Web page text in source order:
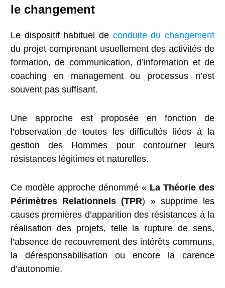
le changement
Le dispositif habituel de conduite du changement
du projet comprenant usuellement des activités de
formation, de communication, d’information et de
coaching en management ou processus n’est
souvent pas suffisant.
Une approche est proposée en fonction de
l’observation de toutes les difficultés liées à la
gestion des Hommes pour contourner leurs
résistances légitimes et naturelles.
Ce modèle approche dénommé « La Théorie des
Périmètres Relationnels (TPR) » supprime les
causes premières d’apparition des résistances à la
réalisation des projets, telle la rupture de sens,
l’absence de recouvrement des intérêts communs,
la déresponsabilisation ou encore la carence
d’autonomie.